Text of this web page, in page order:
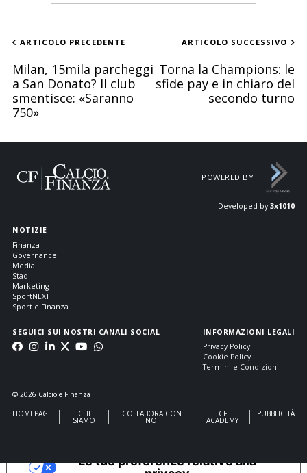
ARTICOLO PRECEDENTE
Milan, 15mila parcheggi
a San Donato? Il club
smentisce: «Saranno
750»
ARTICOLO SUCCESSIVO
Torna la Champions: le
sfide pay e in chiaro del
secondo turno
POWERED BY
Developed by 3x1010
NOTIZIE
Finanza
Governance
Media
Stadi
Marketing
SportNEXT
Sport e Finanza
SEGUICI SUI NOSTRI CANALI SOCIAL
INFORMAZIONI LEGALI
Privacy Policy
Cookie Policy
Termini e Condizioni
© 2026 Calcio e Finanza
HOMEPAGE
CHI
SIAMO
COLLABORA CON
NOI
CF
ACADEMY
PUBBLICITÀ
Le tue preferenze relative alla